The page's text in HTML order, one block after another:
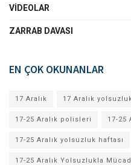
VIDEOLAR
ZARRAB DAVASI
EN ÇOK OKUNANLAR
17 Aralık 17 Aralık
17-25 Aralık polisleri 17-25
17-25 Aralık yolsuzluk haftası
17-25 Aralık Yolsuzlukla